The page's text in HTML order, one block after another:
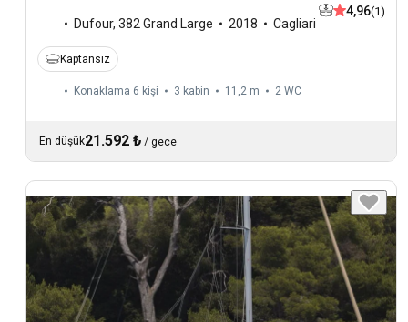
Dufour, 382 Grand Large 2018 Cagliari
4,96(1)
Kaptansız
Konaklama 6 kişi 3 kabin 11,2 m 2 WC
En düşük21.592 ₺ / gece